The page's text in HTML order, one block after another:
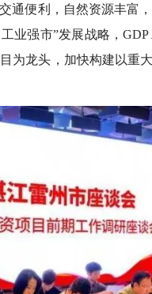
便利，自然资源丰富
业强市”发展战略，
为龙头，加快构建以重